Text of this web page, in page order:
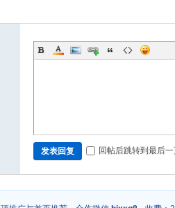
发表回复 回帖后跳转到最后